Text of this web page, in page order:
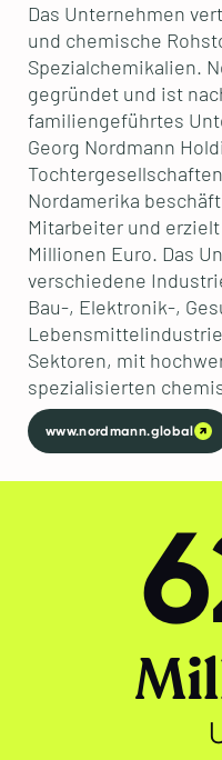
Das Unternehmen
und chemische
Spezialchemikalien.
gegründet und ist
familiengeführtes
Georg Nordmann
Nordamerika
Mitarbeiter und
Millionen Euro. Das
verschiedene
Bau-, Elektronik-,
Sektoren, mit
spezialisierten
www.nordmann.global